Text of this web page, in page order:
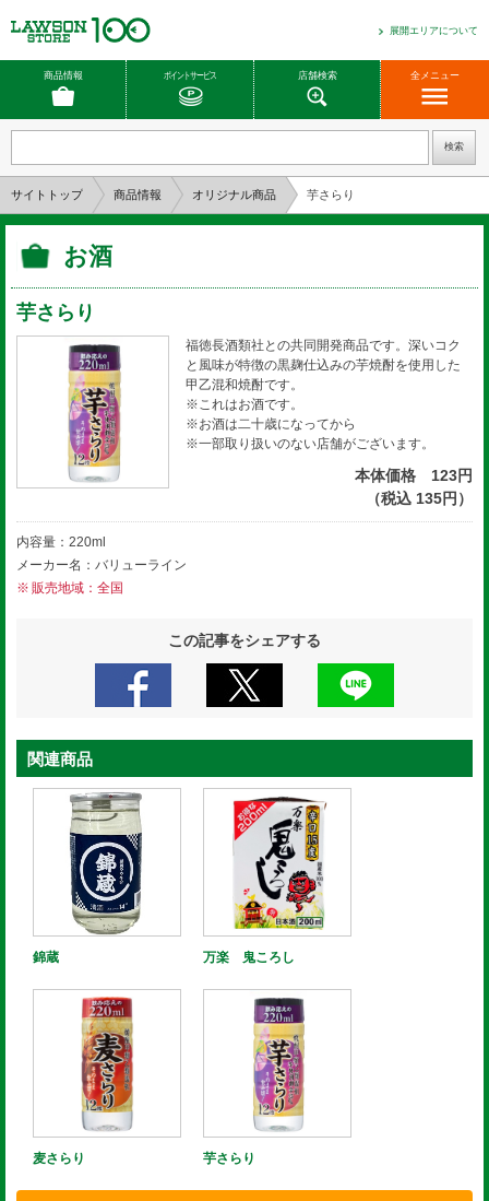
展開エリアについて
商品情報 ポイントサービス 店舗検索 全メニュー
サイトトップ 商品情報 オリジナル商品 芋さらり
お酒
芋さらり
福徳長酒類社との共同開発商品です。深いコク
と風味が特徴の黒麹仕込みの芋焼酎を使用した
甲乙混和焼酎です。
※これはお酒です。
※お酒は二十歳になってから
※一部取り扱いのない店舗がございます。
本体価格 123円
（税込 135円）
内容量：220ml
メーカー名：バリューライン
販売地域：全国
この記事をシェアする
関連商品
錦蔵 万楽 鬼ころし
麦さらり 芋さらり